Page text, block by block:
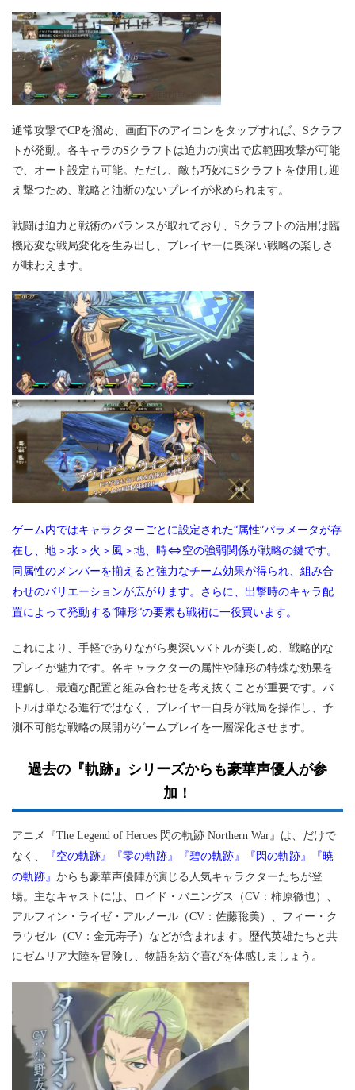
通常攻撃でCPを溜め、画面下のアイコンをタップすれば、Sクラフ
トが発動。各キャラのSクラフトは迫力の演出で広範囲攻撃が可能
で、オート設定も可能。ただし、敵も巧妙にSクラフトを使用し迎
え撃つため、戦略と油断のないプレイが求められます。
戦闘は迫力と戦術のバランスが取れており、Sクラフトの活用は臨
機応変な戦局変化を生み出し、プレイヤーに奥深い戦略の楽しさ
が味わえます。
ゲーム内ではキャラクターごとに設定された“属性”パラメータが存
在し、地＞水＞火＞風＞地、時⇔空の強弱関係が戦略の鍵です。
同属性のメンバーを揃えると強力なチーム効果が得られ、組み合
わせのバリエーションが広がります。さらに、出撃時のキャラ配
置によって発動する“陣形”の要素も戦術に一役買います。
これにより、手軽でありながら奥深いバトルが楽しめ、戦略的な
プレイが魅力です。各キャラクターの属性や陣形の特殊な効果を
理解し、最適な配置と組み合わせを考え抜くことが重要です。バ
トルは単なる進行ではなく、プレイヤー自身が戦局を操作し、予
測不可能な戦略の展開がゲームプレイを一層深化させます。
過去の『軌跡』シリーズからも豪華声優人が参
加！
アニメ『The Legend of Heroes 閃の軌跡 Northern War』は、だけで
なく、
『空の軌跡』『零の軌跡』『碧の軌跡』『閃の軌跡』『暁
の軌跡』 からも豪華声優陣が演じる人気キャラクターたちが登
場。主なキャストには、ロイド・バニングス（CV：柿原徹也）、
アルフィン・ライゼ・アルノール（CV：佐藤聡美）、フィー・ク
ラウゼル（CV：金元寿子）などが含まれます。歴代英雄たちと共
にゼムリア大陸を冒険し、物語を紡ぐ喜びを体感しましょう。